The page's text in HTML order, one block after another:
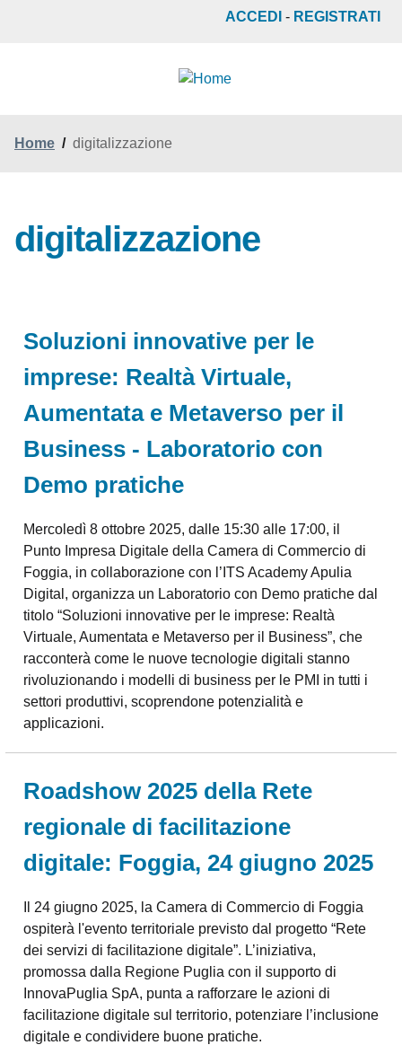
ACCEDI - REGISTRATI
Home / digitalizzazione
digitalizzazione
Soluzioni innovative per le
imprese: Realtà Virtuale,
Aumentata e Metaverso per il
Business - Laboratorio con
Demo pratiche
Mercoledì 8 ottobre 2025, dalle 15:30 alle 17:00, il
Punto Impresa Digitale della Camera di Commercio di
Foggia, in collaborazione con l’ITS Academy Apulia
Digital, organizza un Laboratorio con Demo pratiche dal
titolo “Soluzioni innovative per le imprese: Realtà
Virtuale, Aumentata e Metaverso per il Business”, che
racconterà come le nuove tecnologie digitali stanno
rivoluzionando i modelli di business per le PMI in tutti i
settori produttivi, scoprendone potenzialità e
applicazioni.
Roadshow 2025 della Rete
regionale di facilitazione
digitale: Foggia, 24 giugno 2025
Il 24 giugno 2025, la Camera di Commercio di Foggia
ospiterà l'evento territoriale previsto dal progetto “Rete
dei servizi di facilitazione digitale”. L’iniziativa,
promossa dalla Regione Puglia con il supporto di
InnovaPuglia SpA, punta a rafforzare le azioni di
facilitazione digitale sul territorio, potenziare l’inclusione
digitale e condividere buone pratiche.